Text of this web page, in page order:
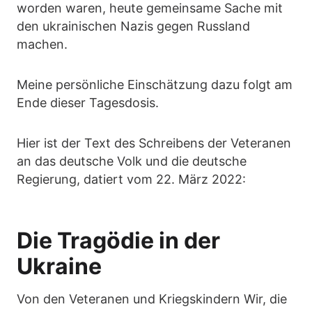
worden waren, heute gemeinsame Sache mit
den ukrainischen Nazis gegen Russland
machen.
Meine persönliche Einschätzung dazu folgt am
Ende dieser Tagesdosis.
Hier ist der Text des Schreibens der Veteranen
an das deutsche Volk und die deutsche
Regierung, datiert vom 22. März 2022:
Die Tragödie in der
Ukraine
Von den Veteranen und Kriegskindern Wir, die